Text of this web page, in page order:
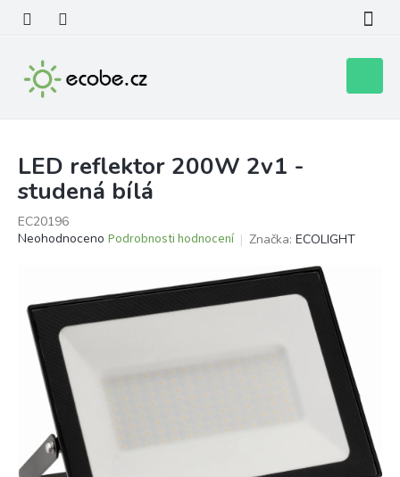
obsah
košík
LED reflektor 200W 2v1 -
studená bílá
EC20196
Průměrné
0,0
hvězdiček.
Neohodnoceno Podrobnosti hodnocení Značka: ECOLIGHT